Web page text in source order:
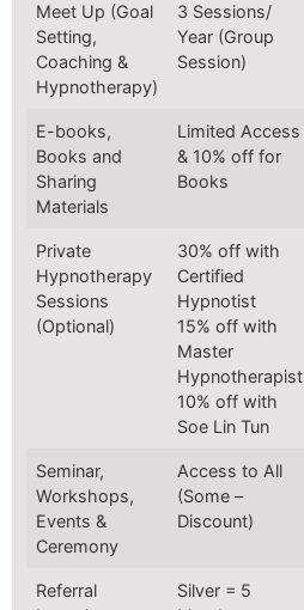
Meet Up (Goal
Setting,
Coaching &
Hypnotherapy)
3 Sessions/
Year (Group
Session)
E-books,
Books and
Sharing
Materials
Limited Access
& 10% off for
Books
Private
Hypnotherapy
Sessions
(Optional)
30% off with
Certified
Hypnotist
15% off with
Master
Hypnotherapist
10% off with
Soe Lin Tun
Seminar,
Workshops,
Events &
Ceremony
Access to All
(Some –
Discount)
Referral
Silver = 5